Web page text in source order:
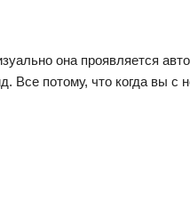
она проявляется
Все потому, что когда вы с